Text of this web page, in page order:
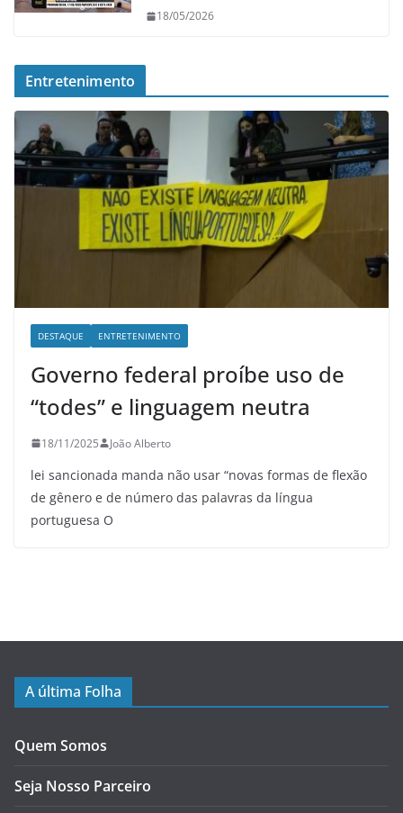
18/05/2026
Entretenimento
DESTAQUE ENTRETENIMENTO
Governo federal proíbe uso de
“todes” e linguagem neutra
18/11/2025 João Alberto
lei sancionada manda não usar “novas formas de flexão
de gênero e de número das palavras da língua
portuguesa O
A última Folha
Quem Somos
Seja Nosso Parceiro